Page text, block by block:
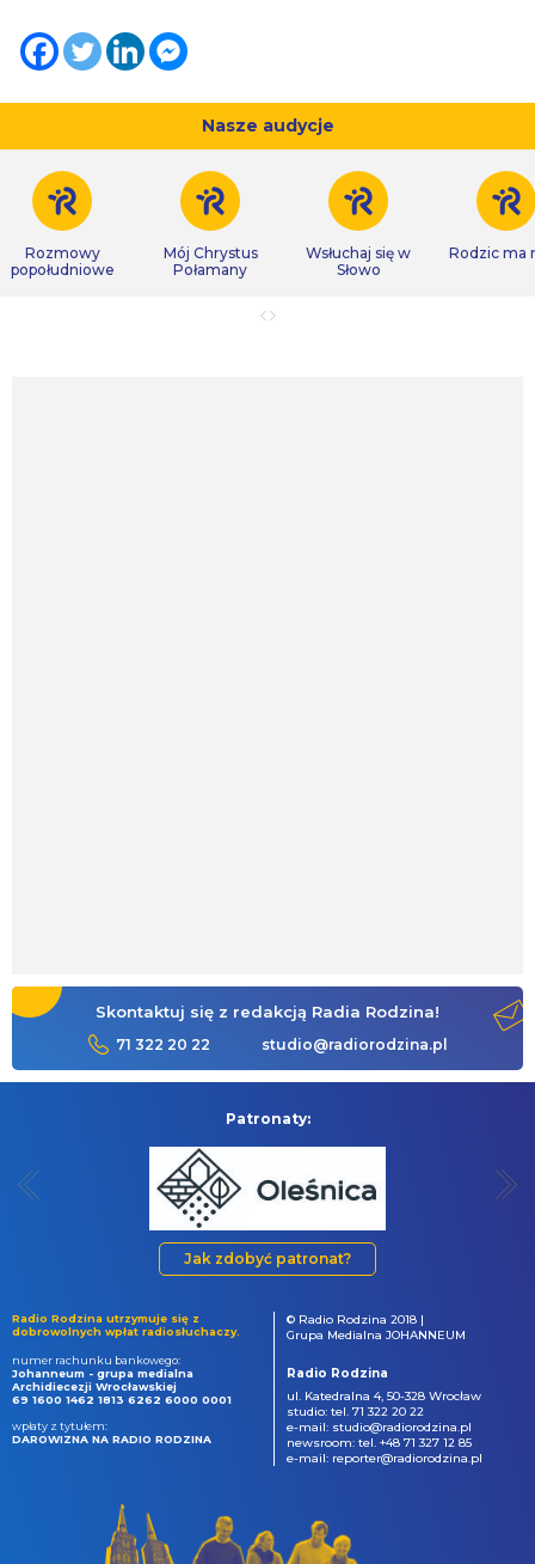
Nasze audycje
Rozmowy
popołudniowe
Mój Chrystus
Połamany
Wsłuchaj się w
Słowo
Rodzic ma
Skontaktuj się z redakcją Radia Rodzina!
71 322 20 22 studio@radiorodzina.pl
Patronaty:
Jak zdobyć patronat?
Radio Rodzina utrzymuje się z
dobrowolnych wpłat radiosłuchaczy.
numer rachunku bankowego:
Johanneum - grupa medialna
Archidiecezji Wrocławskiej
69 1600 1462 1813 6262 6000 0001
wpłaty z tytułem:
DAROWIZNA NA RADIO RODZINA
© Radio Rodzina 2018 |
Grupa Medialna JOHANNEUM
Radio Rodzina
ul. Katedralna 4, 50-328 Wrocław
studio: tel. 71 322 20 22
e-mail: studio@radiorodzina.pl
newsroom: tel. +48 71 327 12 85
e-mail: reporter@radiorodzina.pl